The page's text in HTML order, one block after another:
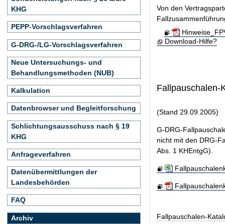
Von den
Download-Hilfe?
Fallpauschalen-
(Stand 29.09.2005)
G-DRG-
nicht mit den DRG-
Abs. 1 KHEntgG).
Fallpauschalen-
KHG
PEPP-Vorschlagsverfahren
G-DRG-/LG-Vorschlagsverfahren
Neue Untersuchungs- und
Behandlungsmethoden (NUB)
Kalkulation
Datenbrowser und Begleitforschung
Schlichtungsausschuss nach § 19
KHG
Anfrageverfahren
Datenübermittlungen der
Landesbehörden
FAQ
Archiv